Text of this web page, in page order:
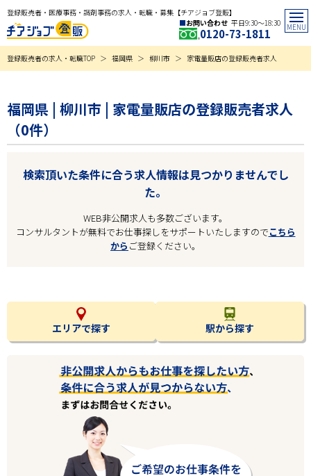
登録販売者・医療事務・調剤事務の求人・転職・募集【チアジョブ登販】
お問い合わせ 平日9:30〜18:30
0120-73-1811
登録販売者の求人・転職TOP 福岡県 柳川市 家電量販店の登録販売者求人
福岡県 | 柳川市 | 家電量販店の登録販売者求人
（0件）
検索頂いた条件に合う求人情報は見つかりませんでし
た。
WEB非公開求人も多数ございます。
コンサルタントが無料でお仕事探しをサポートいたしますのでこちら
から ご登録ください。
エリアで探す 駅から探す